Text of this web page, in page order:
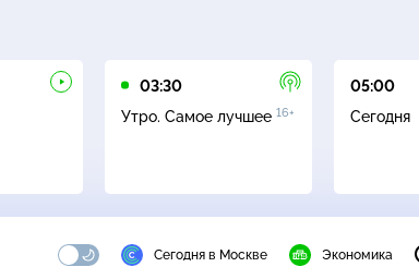
03:30
Утро. Самое лучшее 16+
05:00
Сегодня
Сегодня в Москве Экономика